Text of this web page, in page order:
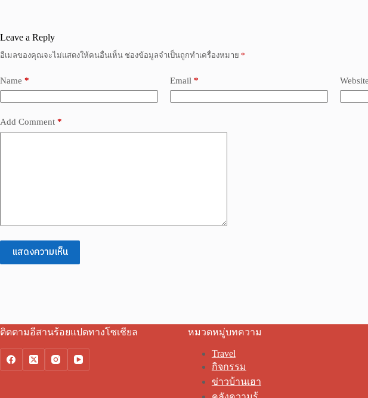
Leave a Reply
อีเมลของคุณจะไม่แสดงให้คนอื่นเห็น ช่องข้อมูลจำเป็นถูกทำเครื่องหมาย *
Name * Email * Website
Add Comment *
แสดงความเห็น
ติดตามอีสานร้อยแปดทางโซเชียล หมวดหมู่บทความ
Travel
กิจกรรม
ข่าวบ้านเฮา